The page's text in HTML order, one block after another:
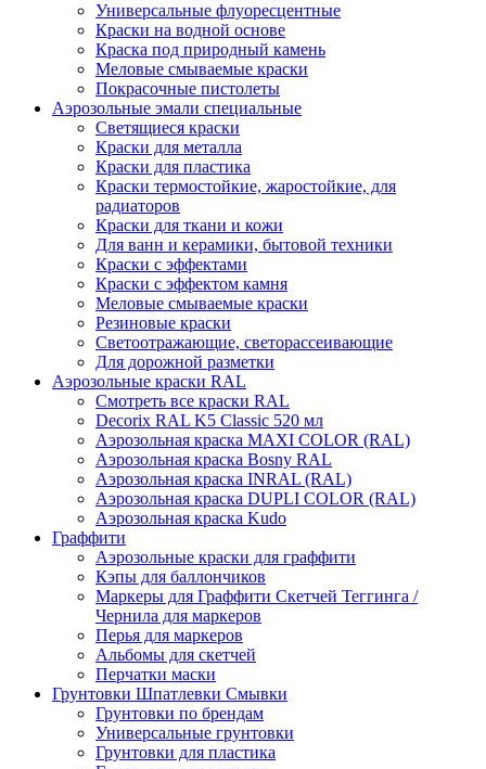
Универсальные флуоресцентные
Краски на водной основе
Краска под природный камень
Меловые смываемые краски
Покрасочные пистолеты
Аэрозольные эмали специальные
Светящиеся краски
Краски для металла
Краски для пластика
Краски термостойкие, жаростойкие, для
радиаторов
Краски для ткани и кожи
Для ванн и керамики, бытовой техники
Краски с эффектами
Краски с эффектом камня
Меловые смываемые краски
Резиновые краски
Светоотражающие, светорассеивающие
Для дорожной разметки
Аэрозольные краски RAL
Смотреть все краски RAL
Decorix RAL K5 Classic 520 мл
Аэрозольная краска MAXI COLOR (RAL)
Аэрозольная краска Bosny RAL
Аэрозольная краска INRAL (RAL)
Аэрозольная краска DUPLI COLOR (RAL)
Аэрозольная краска Kudo
Граффити
Аэрозольные краски для граффити
Кэпы для баллончиков
Маркеры для Граффити Скетчей Теггинга /
Чернила для маркеров
Перья для маркеров
Альбомы для скетчей
Перчатки маски
Грунтовки Шпатлевки Смывки
Грунтовки по брендам
Универсальные грунтовки
Грунтовки для пластика